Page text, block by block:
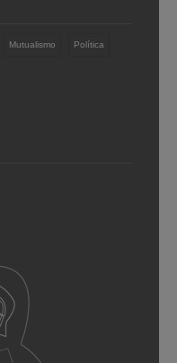
Mutualismo Política